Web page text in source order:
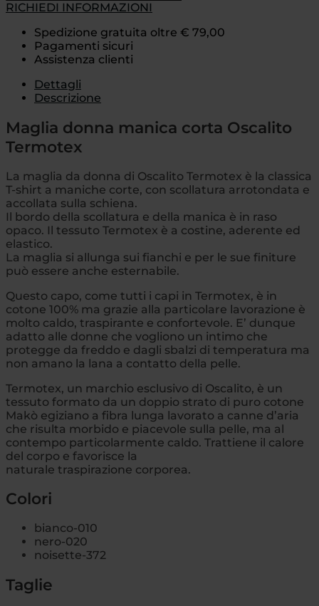
RICHIEDI INFORMAZIONI
Spedizione gratuita oltre € 79,00
Pagamenti sicuri
Assistenza clienti
Dettagli
Descrizione
Maglia donna manica corta Oscalito
Termotex
La maglia da donna di Oscalito Termotex è la classica
T-shirt a maniche corte, con scollatura arrotondata e
accollata sulla schiena.
Il bordo della scollatura e della manica è in raso
opaco. Il tessuto Termotex è a costine, aderente ed
elastico.
La maglia si allunga sui fianchi e per le sue finiture
può essere anche esternabile.
Questo capo, come tutti i capi in Termotex, è in
cotone 100% ma grazie alla particolare lavorazione è
molto caldo, traspirante e confortevole. E’ dunque
adatto alle donne che vogliono un intimo che
protegge da freddo e dagli sbalzi di temperatura ma
non amano la lana a contatto della pelle.
Termotex, un marchio esclusivo di Oscalito, è un
tessuto formato da un doppio strato di puro cotone
Makò egiziano a fibra lunga lavorato a canne d’aria
che risulta morbido e piacevole sulla pelle, ma al
contempo particolarmente caldo. Trattiene il calore
del corpo e favorisce la
naturale traspirazione corporea.
Colori
bianco-010
nero-020
noisette-372
Taglie